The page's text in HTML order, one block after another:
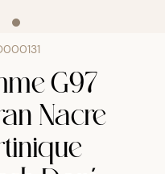
G97
Nacre